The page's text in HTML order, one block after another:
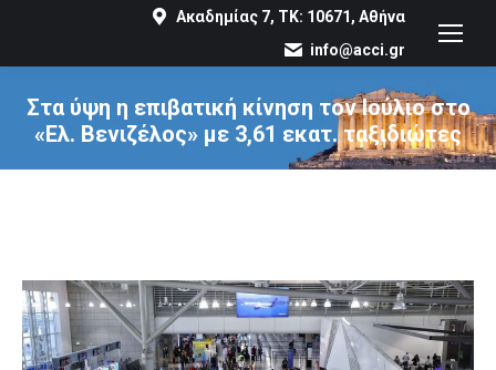
Ακαδημίας 7, ΤΚ: 10671, Αθήνα
info@acci.gr
Στα ύψη η επιβατική κίνηση τον Ιούλιο στο
«Ελ. Βενιζέλος» με 3,61 εκατ. ταξιδιώτες
You are here: